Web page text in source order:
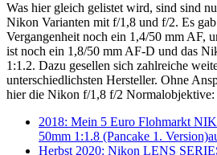
Was hier gleich gelistet wird, sind sind
Nikon Varianten mit f/1,8 und f/2. Es
Vergangenheit noch ein 1,4/50 mm AF,
ist noch ein 1,8/50 mm AF-D und das
1:1.2. Dazu gesellen sich zahlreiche
unterschiedlichsten Hersteller. Ohne
hier die Nikon f/1,8 f/2 Normalobjektive:
2018: Mein 5 Euro Flohmarkt
50mm 1:1.8 (Pancake 1.
Herbst 2020: Nikon LENS